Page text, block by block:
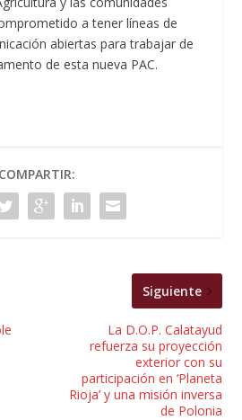
a tener líneas de
abiertas para trabajar de
de esta nueva PAC.
COMPARTIR:
Siguiente
La D.O.P. Calatayud
refuerza su proyección
exterior con su
participación en ‘Planeta
Rioja’ y una misión inversa
de Polonia